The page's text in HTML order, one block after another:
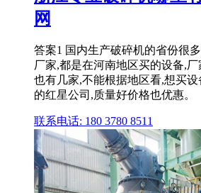
网
答案1 国内生产破碎机的省份很
厂家,都是在河南地区买的设备,
也有几家,不能根据地区看,想买
的红星公司,质量好价格也优惠。
联系电话: 180 3780 8511